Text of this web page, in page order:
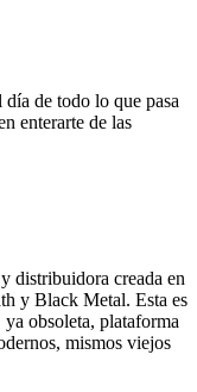
día de todo lo que pasa
enterarte de las
distribuidora creada en
y Black Metal. Esta es
obsoleta, plataforma
mismos viejos